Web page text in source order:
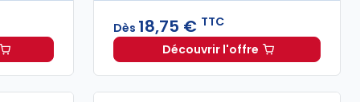
la fortune immobilière à 89,00 € TTC
Dès 18,75 € TTC
Découvrir l'offrePetit dictionnaire du